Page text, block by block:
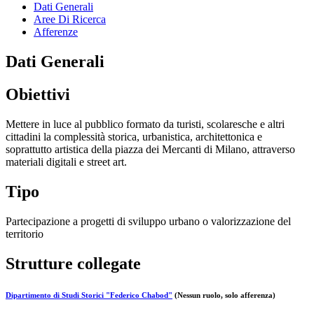
Dati Generali
Aree Di Ricerca
Afferenze
Dati Generali
Obiettivi
Mettere in luce al pubblico formato da turisti, scolaresche e altri
cittadini la complessità storica, urbanistica, architettonica e
soprattutto artistica della piazza dei Mercanti di Milano, attraverso
materiali digitali e street art.
Tipo
Partecipazione a progetti di sviluppo urbano o valorizzazione del
territorio
Strutture collegate
Dipartimento di Studi Storici "Federico Chabod" (Nessun ruolo, solo afferenza)